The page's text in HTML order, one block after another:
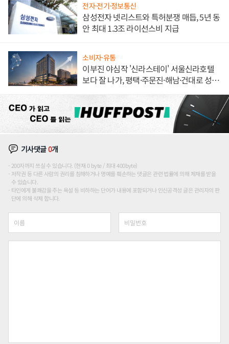
전자·전기·정보통신
삼성전자 넷리스트와 특허분쟁 매듭, 5년 동
안 최대 1.3조 라이선스비 지급
소비자·유통
이부진 야심작 '신라스테이' 서울신라호텔
보다 잘 나가, 평택·주문진·해남·건대로 성
기사댓글0개
200자까지 쓰실 수 있습니다. (현재 0 byte / 최대 400byte)
저작권 등 다른 사람의 권리를 침해하거나 명예를 훼손하는 댓글은 관련 법률에 의해 제재를 받을
수 있습니다.
타인에게 불쾌감을 주는 욕설 등 비하하는 단어가 내용에 포함되거나 인신공격성 글은 관리자의 판
단에 의해 삭제 합니다.